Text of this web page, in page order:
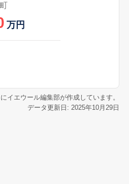
万円
イエウール編集部が作成しています。
データ更新日: 2025年10月29日